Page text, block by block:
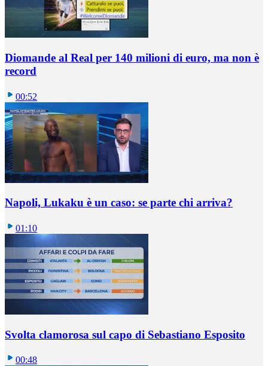
Diomande al Real per 140 milioni di euro, ma non è
record
00:52
Napoli, Lukaku è un caso: se parte chi arriva?
01:10
Svolta clamorosa sul capo di Sebastiano Esposito
00:48